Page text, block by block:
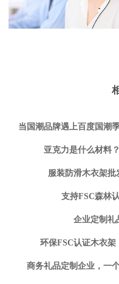
当国潮品牌遇上百度国潮
亚克力是什么材料
服装防滑木衣架
支持FSC森林
企业定制礼
环保FSC认证木衣
商务礼品定制企业，一